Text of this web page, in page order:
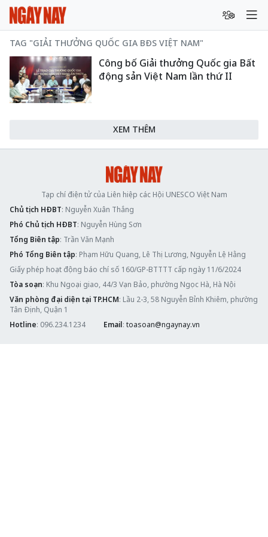
TAG "GIẢI THƯỞNG QUỐC GIA BĐS VIỆT NAM"
Công bố Giải thưởng Quốc gia Bất
động sản Việt Nam lần thứ II
XEM THÊM
Tạp chí điện tử của Liên hiệp các Hội UNESCO Việt Nam
Chủ tịch HĐBT: Nguyễn Xuân Thắng
Phó Chủ tịch HĐBT: Nguyễn Hùng Sơn
Tổng Biên tập: Trần Văn Mạnh
Phó Tổng Biên tập: Phạm Hữu Quang, Lê Thị Lương, Nguyễn Lệ Hằng
Giấy phép hoạt động báo chí số 160/GP-BTTTT cấp ngày 11/6/2024
Tòa soạn: Khu Ngoại giao, 44/3 Vạn Bảo, phường Ngọc Hà, Hà Nội
Văn phòng đại diện tại TP.HCM: Lầu 2-3, 58 Nguyễn Bỉnh Khiêm, phường
Tân Định, Quận 1
Hotline: 096.234.1234 Email: toasoan@ngaynay.vn